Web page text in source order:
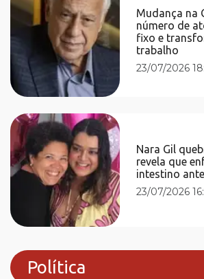
Mudança na
número de
fixo e
trabalho
23/07/2026
Nara Gil
revela que
intestino
23/07/2026
Política